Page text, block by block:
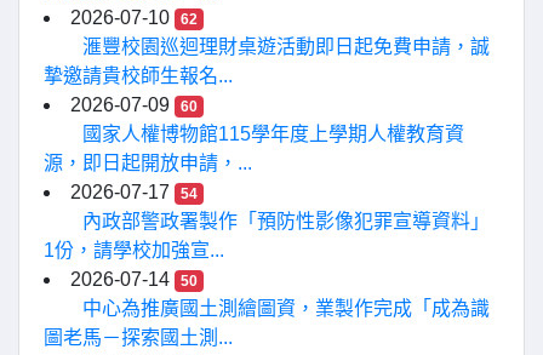
2026-07-10
62
滙豐校園巡迴理財桌遊活動即日起免費申請，誠
摯邀請貴校師生報名...
2026-07-09
60
國家人權博物館115學年度上學期人權教育資
源，即日起開放申請，...
2026-07-17
54
內政部警政署製作「預防性影像犯罪宣導資料」
1份，請學校加強宣...
2026-07-14
50
中心為推廣國土測繪圖資，業製作完成「成為識
圖老馬－探索國土測...